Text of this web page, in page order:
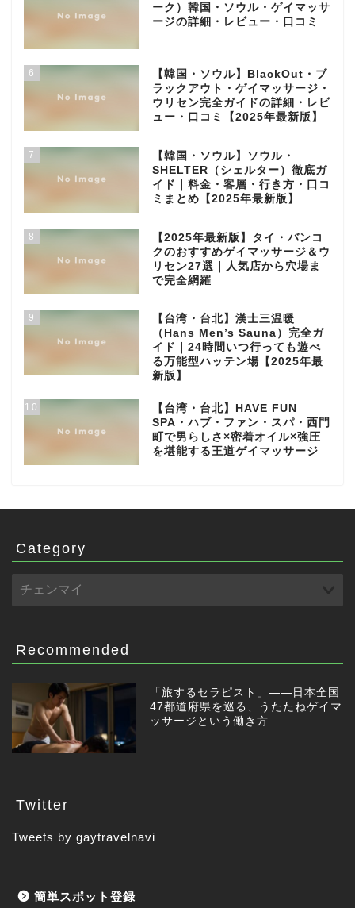
ーク）韓国・ソウル・ゲイマッサ
ージの詳細・レビュー・口コミ
6
【韓国・ソウル】BlackOut・ブ
ラックアウト・ゲイマッサージ・
ウリセン完全ガイドの詳細・レビ
ュー・口コミ【2025年最新版】
7
【韓国・ソウル】ソウル・
SHELTER（シェルター）徹底ガ
イド｜料金・客層・行き方・口コ
ミまとめ【2025年最新版】
8
【2025年最新版】タイ・バンコ
クのおすすめゲイマッサージ＆ウ
リセン27選｜人気店から穴場ま
で完全網羅
9
【台湾・台北】漢士三温暖
（Hans Men’s Sauna）完全ガ
イド｜24時間いつ行っても遊べ
る万能型ハッテン場【2025年最
新版】
10
【台湾・台北】HAVE FUN
SPA・ハブ・ファン・スパ・西門
町で男らしさ×密着オイル×強圧
を堪能する王道ゲイマッサージ
Category
Recommended
「旅するセラピスト」——日本全国
47都道府県を巡る、うたたねゲイマ
ッサージという働き方
Twitter
Tweets by gaytravelnavi
簡単スポット登録